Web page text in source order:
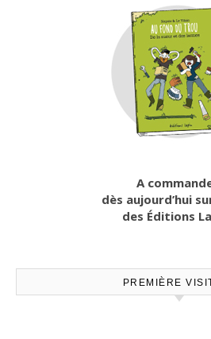
A
dès aujourd’hui
des Éditions
PREMIÈRE